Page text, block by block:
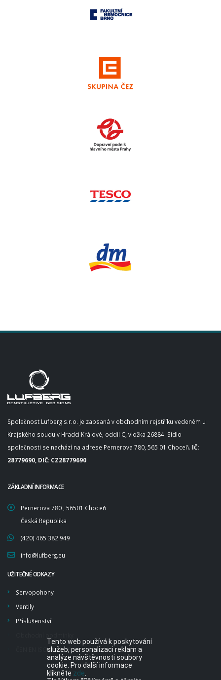
Společnost Lufberg s.r.o. je zapsaná v obchodním rejstříku vedeném u
Krajského soudu v Hradci Králové, oddíl C, vložka 26884. Sídlo
společnosti se nachází na adrese Pernerova 780, 565 01 Choceň. IČ:
28779690, DIČ: CZ28779690
ZÁKLADNÍ INFORMACE
Pernerova 780 , 56501 Choceň
Česká Republika
(420) 465 382 949
info@lufberg.eu
UŽITEČNÉ ODKAZY
Servopohony
Ventily
Příslušenství
ČSN EN ISO 9001:2016
Tento web používá k poskytování
služeb, personalizaci reklam a
analýze návštěvnosti soubory
cookie. Pro další informace
klikněte zde